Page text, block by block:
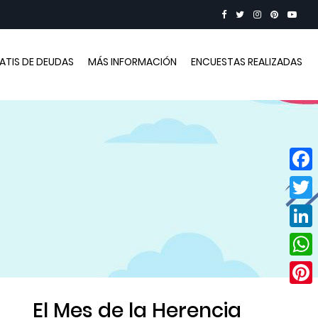
DE DEUDAS MÁS INFORMACIÓN ENCUESTAS REALIZADAS
El Mes de la Herencia